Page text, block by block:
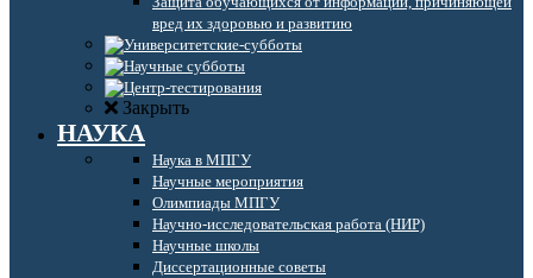
вред их здоровью и развитию
Закрыть
НАУКА
Наука в МПГУ
Научные мероприятия
Олимпиады МПГУ
Научно-исследовательская работа (НИР)
Научные школы
Диссертационные советы